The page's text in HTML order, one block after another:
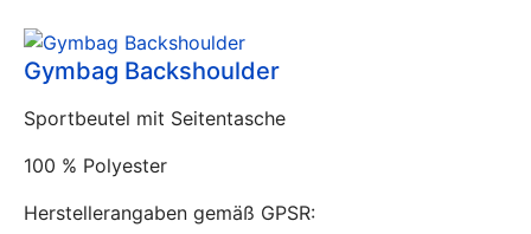
Gymbag Backshoulder
Sportbeutel mit Seitentasche
100 % Polyester
Herstellerangaben gemäß GPSR: